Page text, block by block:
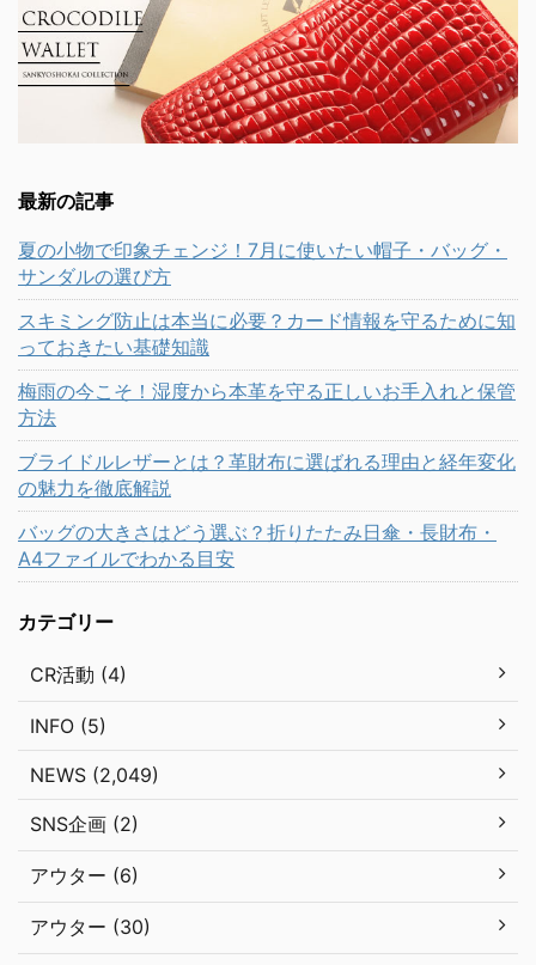
最新の記事
夏の小物で印象チェンジ！7月に使いたい帽子・バッグ・
サンダルの選び方
スキミング防止は本当に必要？カード情報を守るために知
っておきたい基礎知識
梅雨の今こそ！湿度から本革を守る正しいお手入れと保管
方法
ブライドルレザーとは？革財布に選ばれる理由と経年変化
の魅力を徹底解説
バッグの大きさはどう選ぶ？折りたたみ日傘・長財布・
A4ファイルでわかる目安
カテゴリー
CR活動 (4)
INFO (5)
NEWS (2,049)
SNS企画 (2)
アウター (6)
アウター (30)